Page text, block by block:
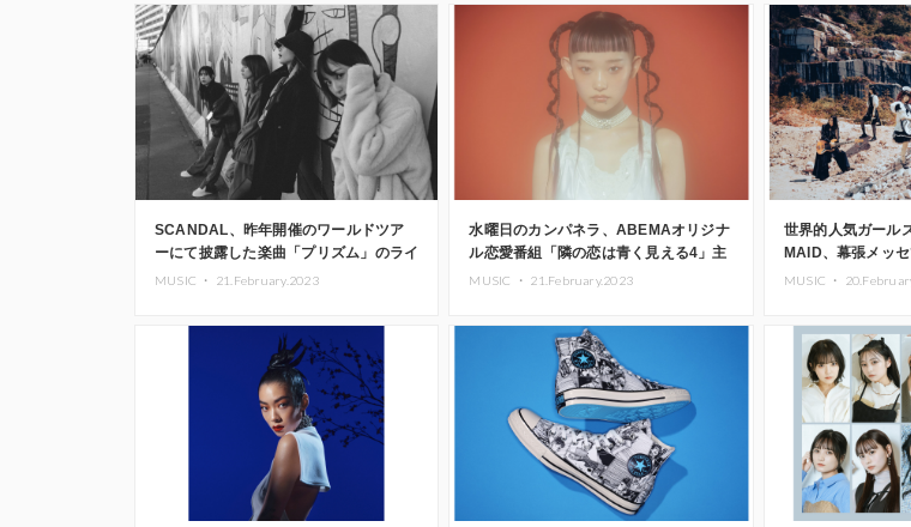
SCANDAL、昨年開催のワールドツア
ーにて披露した楽曲「プリズム」のライ
ブ映像公開
MUSIC ・ 21.February.2023
水曜日のカンパネラ、ABEMAオリジナ
ル恋愛番組「隣の恋は青く見える4」主
題歌の「赤ずきん」MV公開
MUSIC ・ 21.February.2023
世界的人気ガール
MAID、幕張メッ
『KNOTFEST
MUSIC ・